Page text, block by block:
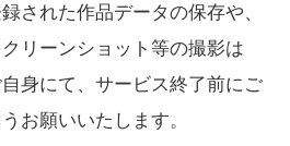
された作品データの保存や、
リーンショット等の撮影は
身にて、サービス終了前にご
お願いいたします。